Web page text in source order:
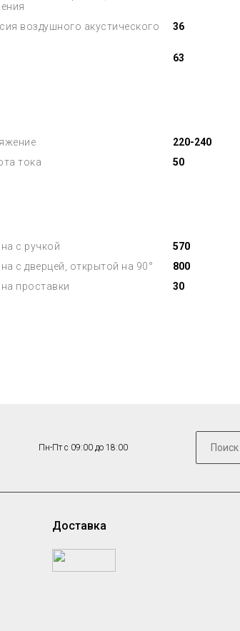
воздушного акустического
36
63
220-240
тока
50
с ручкой
570
с дверцей, открытой на 90°
800
проставки
30
Пн-Пт с 09:00 до 18:00
Доставка